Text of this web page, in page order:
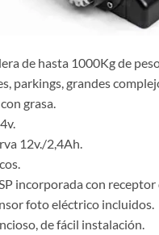
de hasta 1000Kg de
parkings, grandes
grasa.
12v./2,4Ah.
incorporada con receptor
foto eléctrico incluidos.
de fácil instalación.